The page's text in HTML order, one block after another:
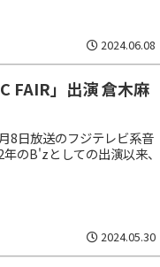
2024.06.08
FAIR」出演 倉木麻
8日放送のフジテレビ系音
のB'zとしての出演以来、
2024.05.30